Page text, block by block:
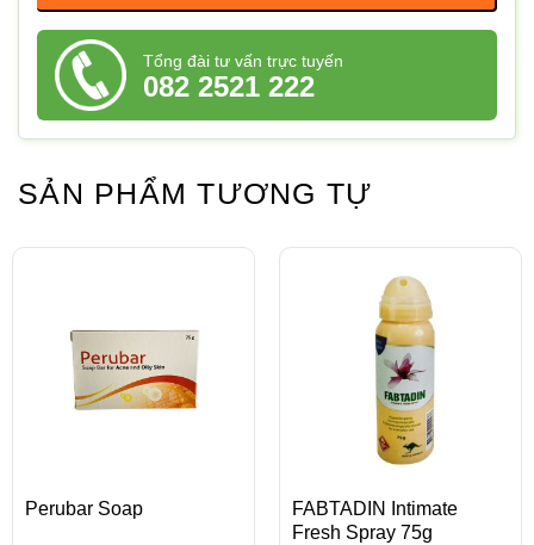
Tổng đài tư vấn trực tuyến
082 2521 222
SẢN PHẨM TƯƠNG TỰ
Perubar Soap
FABTADIN Intimate
Fresh Spray 75g